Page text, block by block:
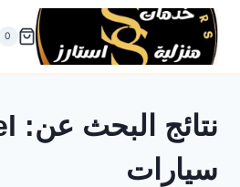
التجاوز
المحتوى
0
نتائج البحث عن:
سيارات